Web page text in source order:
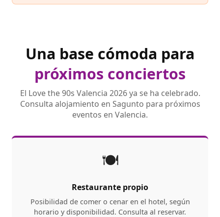
Una base cómoda para
próximos conciertos
El Love the 90s Valencia 2026 ya se ha celebrado.
Consulta alojamiento en Sagunto para próximos
eventos en Valencia.
🍽️
Restaurante propio
Posibilidad de comer o cenar en el hotel, según
horario y disponibilidad. Consulta al reservar.